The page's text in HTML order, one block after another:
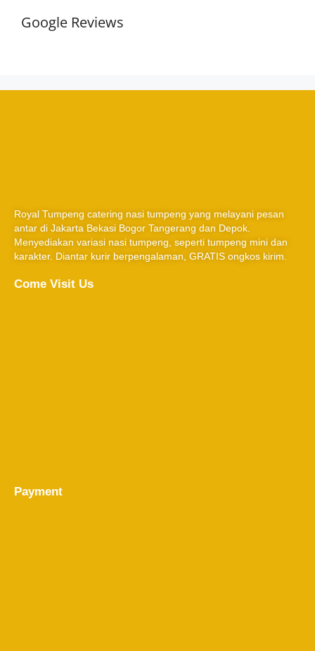
Google Reviews
Royal Tumpeng catering nasi tumpeng yang melayani pesan
antar di Jakarta Bekasi Bogor Tangerang dan Depok.
Menyediakan variasi nasi tumpeng, seperti tumpeng mini dan
karakter. Diantar kurir berpengalaman, GRATIS ongkos kirim.
Come Visit Us
Payment